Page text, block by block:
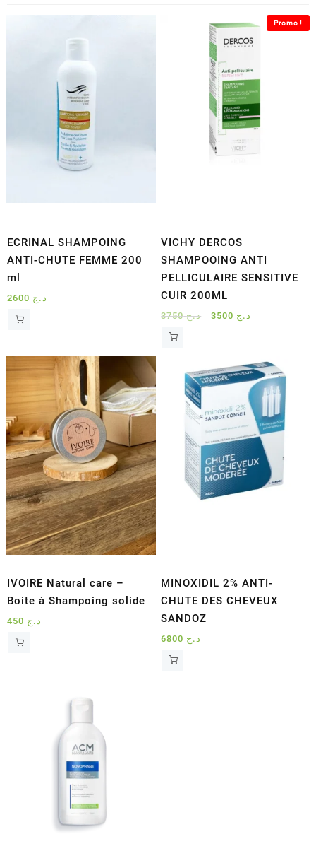
ECRINAL SHAMPOING
ANTI-CHUTE FEMME 200
ml
د.ج
Promo !
VICHY DERCOS
SHAMPOOING ANTI
PELLICULAIRE SENSITIVE
CUIR 200ML
د.ج3750
Le
د.ج 3750.
د.ج
est :
IVOIRE Natural care –
Boite à Shampoing solide
د.ج
MINOXIDIL 2% ANTI-
CHUTE DES CHEVEUX
SANDOZ
د.ج